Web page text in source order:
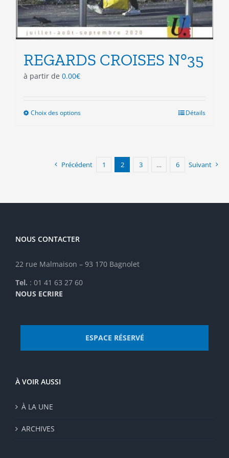
REGARDS CROISES N°35
à partir de 0.00€
Choix des optionsCe
variations.
Les
être
du
Détails
Précédent 1 2 3 … 6 Suivant
NOUS CONTACTER
22 rue Malmaison – 93 170 Bagnolet
Tel. : 01 41 63 27 60
NOUS ECRIRE
ESPACE RÉSERVÉ
À VOIR AUSSI
À LA UNE
ARCHIVES